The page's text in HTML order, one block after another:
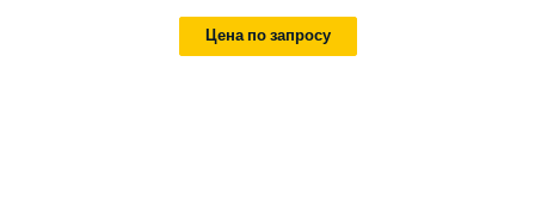
Цена по запросу